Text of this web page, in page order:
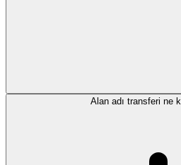
Alan adı transferi ne